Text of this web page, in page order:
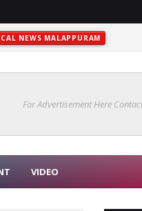
NEWS MALAPPURAM
LOCAL NEWS
For Advertisement Here
VIDEO